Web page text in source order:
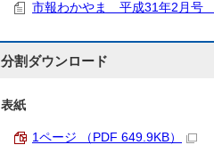
市報わかやま 平成31年2月号
分割ダウンロード
表紙
1ページ （PDF 649.9KB）